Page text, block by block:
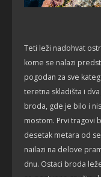
Teti leži nadohvat
kome se nalazi
pogodan za sve
teretna skladišta i
broda, gde je bilo i
mostom. Prvi tragovi
desetak metara od
nailazi na delove
dnu. Ostaci broda